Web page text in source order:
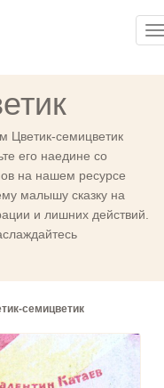
Цветик-семицветик
его наедине со
на нашем ресурсе
малышу сказку на
и лишних действий.
семицветик